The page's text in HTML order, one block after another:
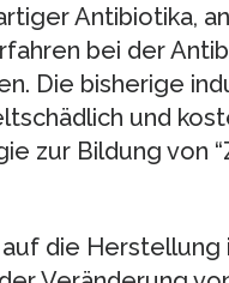
Antibiotika,
bei der
Die bisherige
und
zur Bildung von
die